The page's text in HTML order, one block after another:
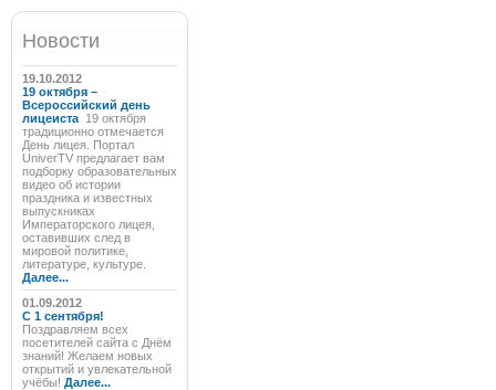
Новости
19.10.2012
19 октября –
Всероссийский день
лицеиста 19 октября
традиционно отмечается
День лицея. Портал
UniverTV предлагает вам
подборку образовательных
видео об истории
праздника и известных
выпускниках
Императорского лицея,
оставивших след в
мировой политике,
литературе, культуре.
Далее...
01.09.2012
C 1 сентября!
Поздравляем всех
посетителей сайта с Днём
знаний! Желаем новых
открытий и увлекательной
учёбы! Далее...